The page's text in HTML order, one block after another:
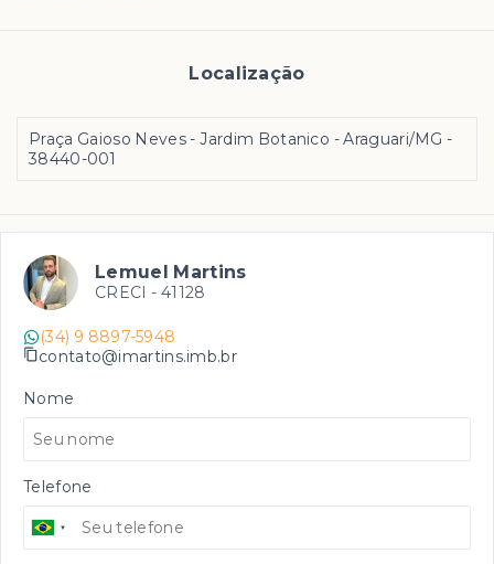
Localização
Praça Gaioso Neves - Jardim Botanico - Araguari/MG -
38440-001
Lemuel Martins
CRECI - 41128
(34) 9 8897-5948
contato@imartins.imb.br
Nome
Telefone